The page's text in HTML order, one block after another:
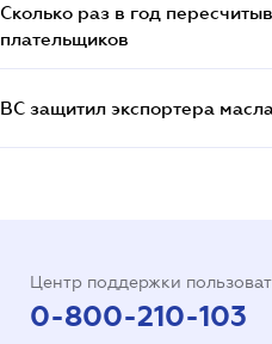
Сколько раз в год
плательщиков
ВС защитил экспортера
Центр поддержки
0-800-210-103